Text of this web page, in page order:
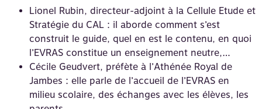
Lionel Rubin, directeur-adjoint à la Cellule Etude et
Stratégie du CAL : il aborde comment s’est
construit le guide, quel en est le contenu, en quoi
l’EVRAS constitue un enseignement neutre,…
Cécile Geudvert, préfète à l’Athénée Royal de
Jambes : elle parle de l’accueil de l’EVRAS en
milieu scolaire, des échanges avec les élèves, les